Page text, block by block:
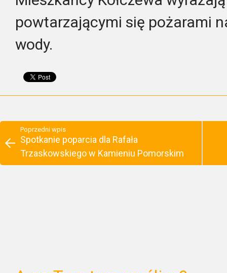
powtarzającymi się pożarami
wody.
Poprzedni wpis
Spotkanie poparcia dla Rafała
Trzaskowskiego w Kamieniu Pomorskim